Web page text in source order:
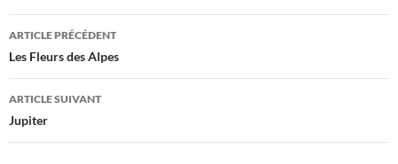
Navigation
des
articles
ARTICLE PRÉCÉDENT
Les Fleurs des Alpes
ARTICLE SUIVANT
Jupiter